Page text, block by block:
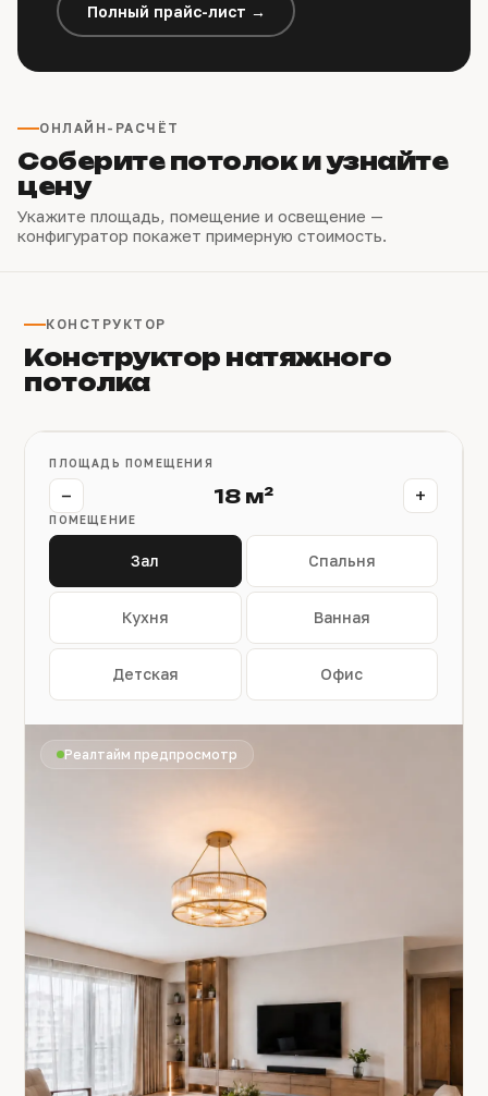
Полный прайс-лист →
ОНЛАЙН-РАСЧЁТ
Соберите потолок и узнайте
цену
Укажите площадь, помещение и освещение —
конфигуратор покажет примерную стоимость.
КОНСТРУКТОР
Конструктор натяжного
потолка
ПЛОЩАДЬ ПОМЕЩЕНИЯ
− 18 м² +
ПОМЕЩЕНИЕ
Зал Спальня
Кухня Ванная
Детская Офис
Реалтайм предпросмотр